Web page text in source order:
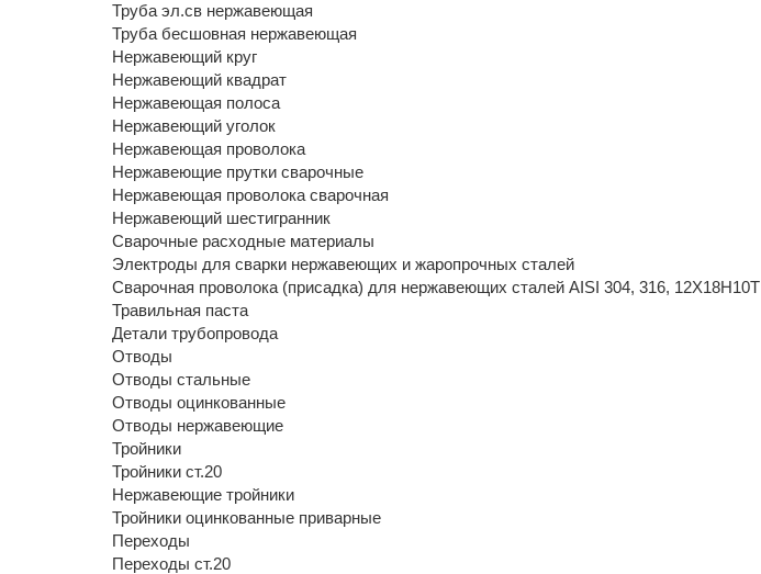
Труба эл.св нержавеющая
Труба бесшовная нержавеющая
Нержавеющий круг
Нержавеющий квадрат
Нержавеющая полоса
Нержавеющий уголок
Нержавеющая проволока
Нержавеющие прутки сварочные
Нержавеющая проволока сварочная
Нержавеющий шестигранник
Сварочные расходные материалы
Электроды для сварки нержавеющих и жаропрочных сталей
Сварочная проволока (присадка) для нержавеющих сталей AISI 304, 316, 12Х18Н10Т
Травильная паста
Детали трубопровода
Отводы
Отводы стальные
Отводы оцинкованные
Отводы нержавеющие
Тройники
Тройники ст.20
Нержавеющие тройники
Тройники оцинкованные приварные
Переходы
Переходы ст.20